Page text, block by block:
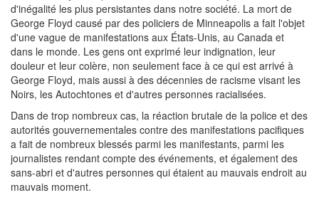
d'inégalité les plus persistantes dans notre société. La mort de
George Floyd causé par des policiers de Minneapolis a fait l'objet
d'une vague de manifestations aux États-Unis, au Canada et
dans le monde. Les gens ont exprimé leur indignation, leur
douleur et leur colère, non seulement face à ce qui est arrivé à
George Floyd, mais aussi à des décennies de racisme visant les
Noirs, les Autochtones et d'autres personnes racialisées.
Dans de trop nombreux cas, la réaction brutale de la police et des
autorités gouvernementales contre des manifestations pacifiques
a fait de nombreux blessés parmi les manifestants, parmi les
journalistes rendant compte des événements, et également des
sans-abri et d'autres personnes qui étaient au mauvais endroit au
mauvais moment.